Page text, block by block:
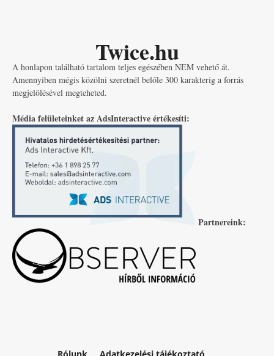
Twice.hu
A honlapon található tartalom teljes egészében NEM vehető át.
Amennyiben mégis közölni szeretnél belőle 300 karakterig a forrás
megjelölésével megteheted.
Média felületeinket az AdsInteractive értékesíti:
Partnereink: